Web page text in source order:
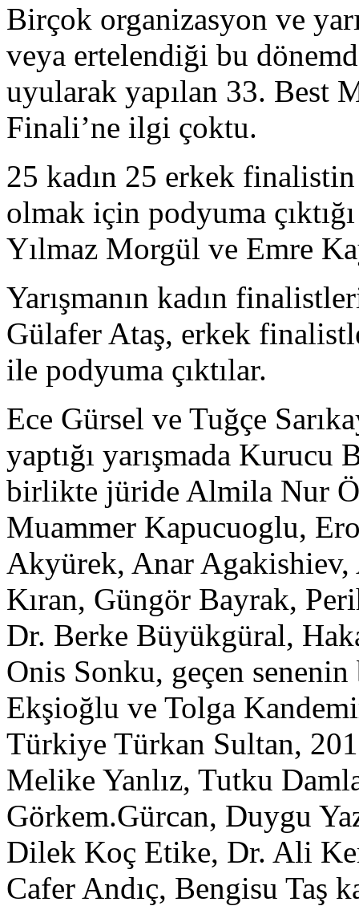
Birçok organizasyon ve
veya ertelendiği bu
uyularak yapılan 33. Best
Finali’ne ilgi çoktu.
25 kadın 25 erkek
olmak için podyuma
Yılmaz Morgül ve Emre
Yarışmanın kadın
Gülafer Ataş, erkek
ile podyuma çıktılar.
Ece Gürsel ve Tuğçe
yaptığı yarışmada Kurucu
birlikte jüride Almila Nur
Muammer Kapucuoglu,
Akyürek, Anar Agakishiev,
Kıran, Güngör Bayrak,
Dr. Berke Büyükgüral,
Onis Sonku, geçen
Ekşioğlu ve Tolga
Türkiye Türkan Sultan,
Melike Yanlız, Tutku
Görkem.Gürcan, Duygu
Dilek Koç Etike, Dr. Ali
Cafer Andıç, Bengisu Taş